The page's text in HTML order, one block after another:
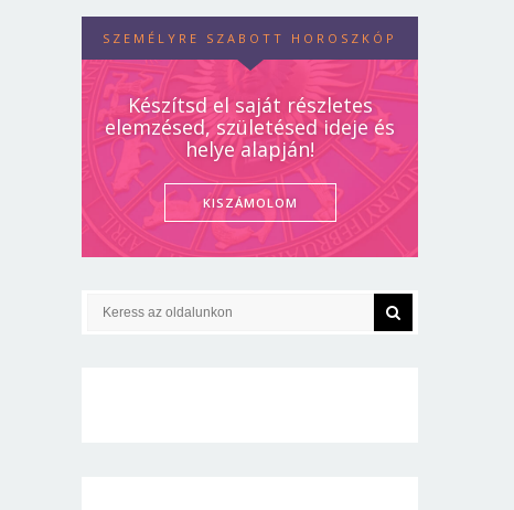
SZEMÉLYRE SZABOTT HOROSZKÓP
Készítsd el saját részletes
elemzésed, születésed ideje és
helye alapján!
KISZÁMOLOM